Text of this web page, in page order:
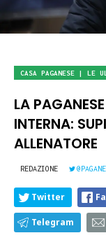
CASA PAGANESE | LE
LA
INTERNA:
ALLENATORE
REDAZIONE
Twitter
Telegram